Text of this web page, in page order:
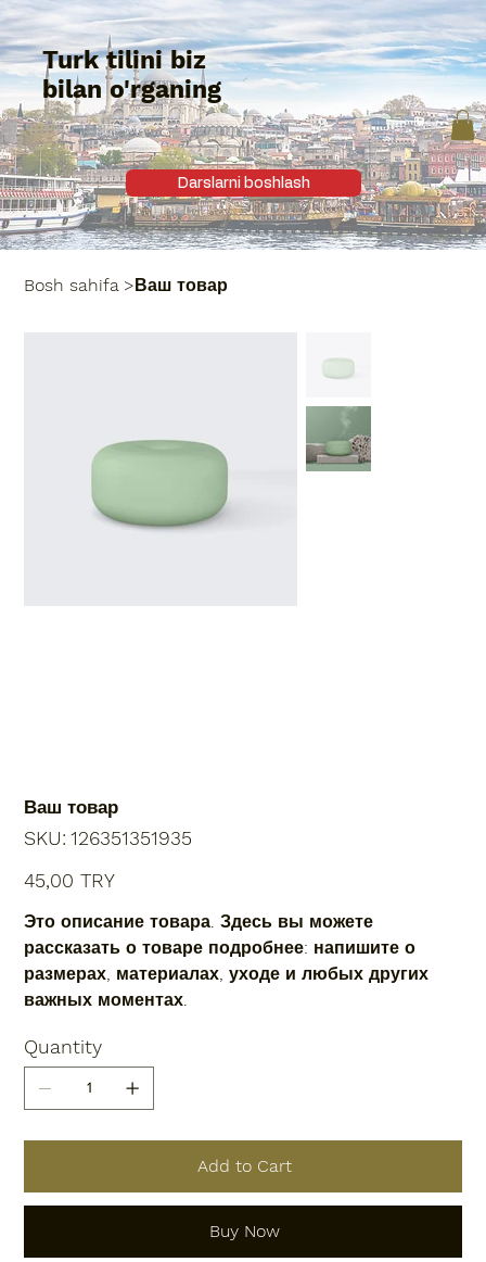
Turk tilini biz
bilan o'rganing
Darslarni boshlash
Bosh sahifa >Ваш товар
Ваш товар
SKU:
SKU
126351351935
126351351935
45,00 TRY
Это описание товара. Здесь вы можете
рассказать о товаре подробнее: напишите о
размерах, материалах, уходе и любых других
важных моментах.
Quantity
Add to Cart
Buy Now